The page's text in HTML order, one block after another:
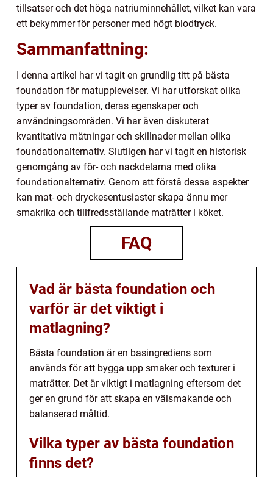
tillsatser och det höga natriuminnehållet, vilket kan vara
ett bekymmer för personer med högt blodtryck.
Sammanfattning:
I denna artikel har vi tagit en grundlig titt på bästa
foundation för matupplevelser. Vi har utforskat olika
typer av foundation, deras egenskaper och
användningsområden. Vi har även diskuterat
kvantitativa mätningar och skillnader mellan olika
foundationalternativ. Slutligen har vi tagit en historisk
genomgång av för- och nackdelarna med olika
foundationalternativ. Genom att förstå dessa aspekter
kan mat- och dryckesentusiaster skapa ännu mer
smakrika och tillfredsställande maträtter i köket.
FAQ
Vad är bästa foundation och
varför är det viktigt i
matlagning?
Bästa foundation är en basingrediens som
används för att bygga upp smaker och texturer i
maträtter. Det är viktigt i matlagning eftersom det
ger en grund för att skapa en välsmakande och
balanserad måltid.
Vilka typer av bästa foundation
finns det?